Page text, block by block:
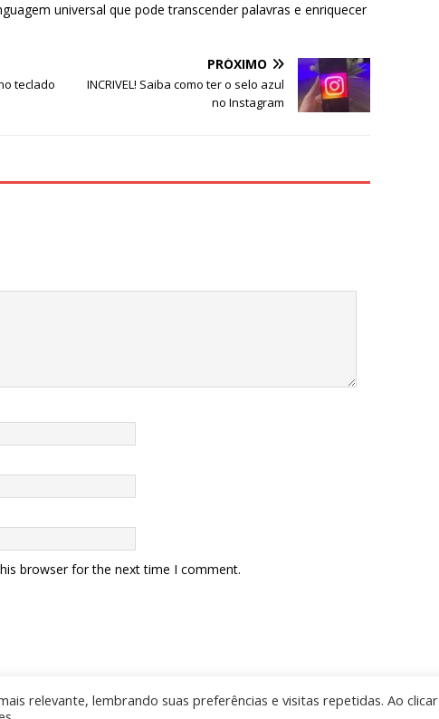
universal que pode transcender palavras e enriquecer
teclado
PRÓXIMO
INCRIVEL! Saiba como ter o selo azul
no Instagram
browser for the next time I comment.
relevante, lembrando suas preferências e visitas repetidas. Ao clicar